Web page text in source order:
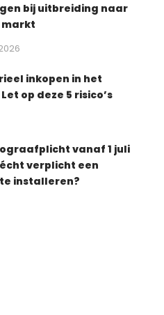
bij uitbreiding naar
markt
inkopen in het
op deze 5 risico’s
vanaf 1 juli
verplicht een
installeren?